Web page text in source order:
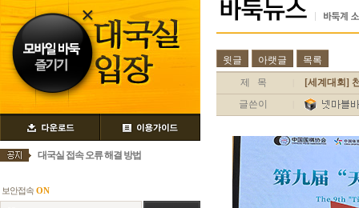
대국실 접속 오류 해결 방법
보안접속 ON
윗글 아랫글
목록
제 목
[세계대회]
글쓴이